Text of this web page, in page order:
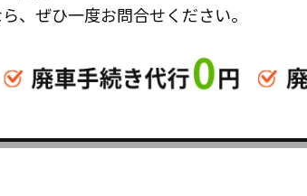
、ぜひ一度お問合せください。